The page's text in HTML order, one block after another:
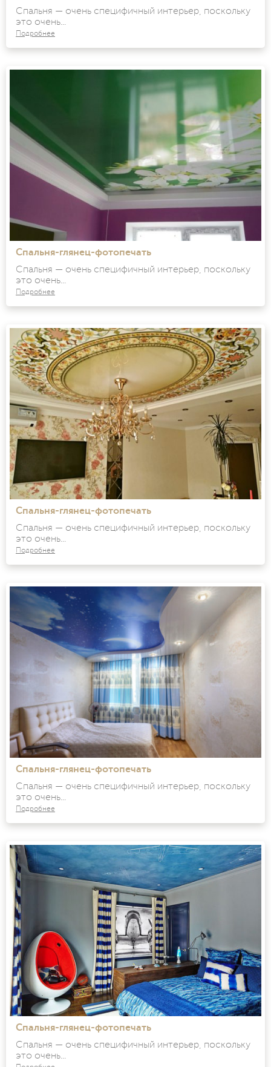
Спальня — очень специфичный интерьер, поскольку
это очень...
Подробнее
Спальня-глянец-фотопечать
Спальня — очень специфичный интерьер, поскольку
это очень...
Подробнее
Спальня-глянец-фотопечать
Спальня — очень специфичный интерьер, поскольку
это очень...
Подробнее
Спальня-глянец-фотопечать
Спальня — очень специфичный интерьер, поскольку
это очень...
Подробнее
Спальня-глянец-фотопечать
Спальня — очень специфичный интерьер, поскольку
это очень...